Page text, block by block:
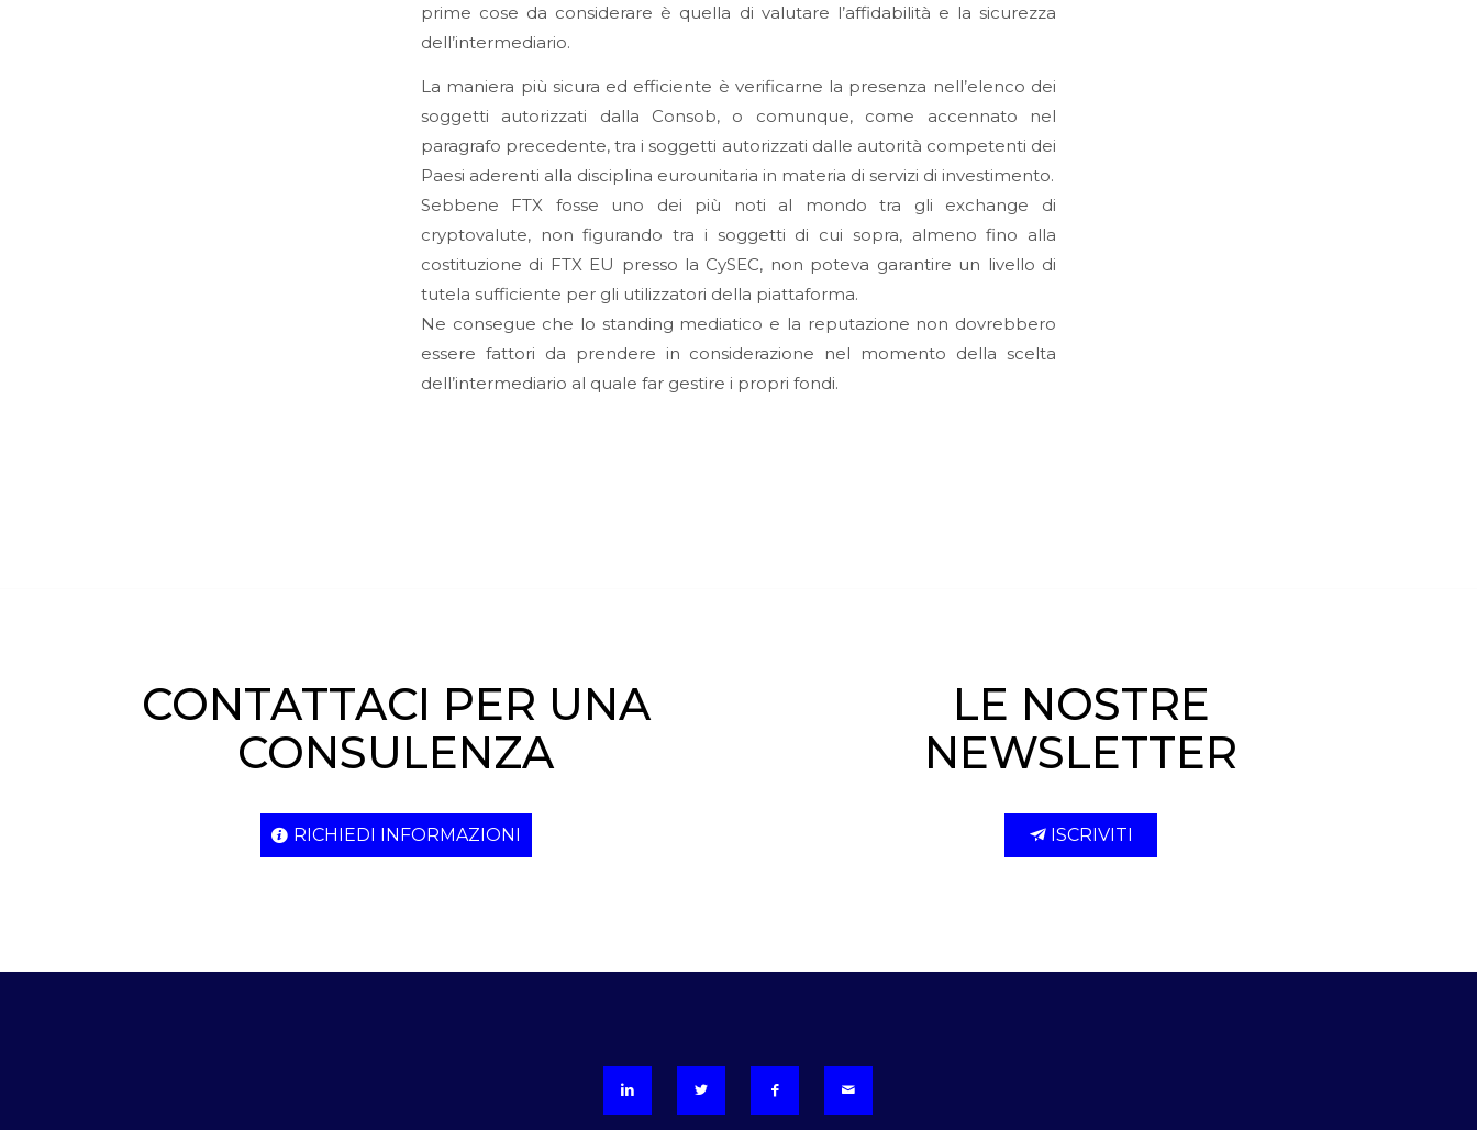
prime cose da considerare è quella di valutare l’affidabilità e la sicurezza
dell’intermediario.
La maniera più sicura ed efficiente è verificarne la presenza nell’elenco dei
soggetti autorizzati dalla Consob, o comunque, come accennato nel
paragrafo precedente, tra i soggetti autorizzati dalle autorità competenti dei
Paesi aderenti alla disciplina eurounitaria in materia di servizi di investimento.
Sebbene FTX fosse uno dei più noti al mondo tra gli exchange di
cryptovalute, non figurando tra i soggetti di cui sopra, almeno fino alla
costituzione di FTX EU presso la CySEC, non poteva garantire un livello di
tutela sufficiente per gli utilizzatori della piattaforma.
Ne consegue che lo standing mediatico e la reputazione non dovrebbero
essere fattori da prendere in considerazione nel momento della scelta
dell’intermediario al quale far gestire i propri fondi.
CONTATTACI PER UNA
CONSULENZA
RICHIEDI INFORMAZIONI
LE NOSTRE
NEWSLETTER
ISCRIVITI